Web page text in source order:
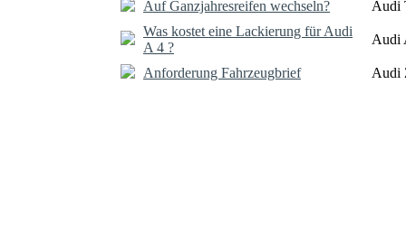
Auf Ganzjahresreifen wechseln?
Audi
Was kostet eine Lackierung für Audi
A 4 ?
Audi
Anforderung Fahrzeugbrief Audi